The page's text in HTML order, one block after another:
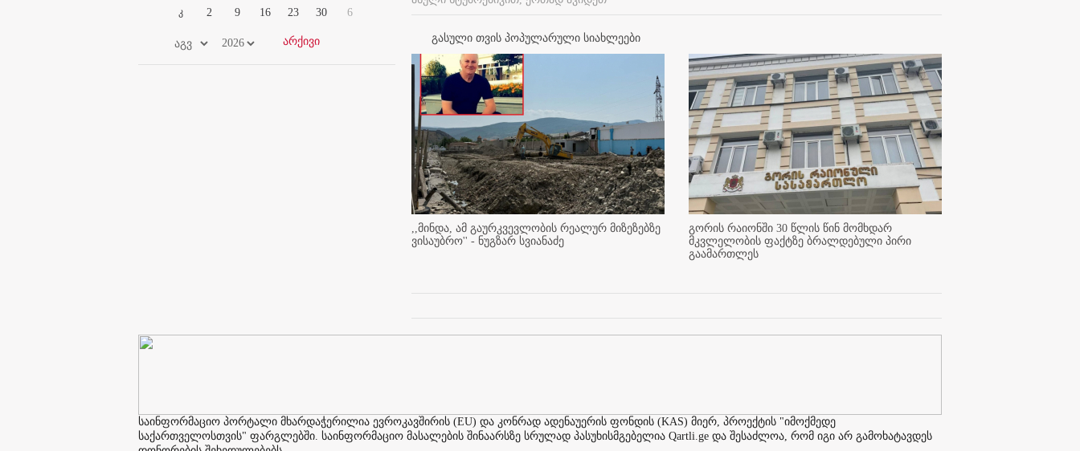
კ 2 9 16 23 30 6
გასული თვის პოპულარული სიახლეები
,,მინდა, ამ გაურკვევლობის რეალურ მიზეზებზე
ვისაუბრო'' - ნუგზარ სვიანაძე
გორის რაიონში 30 წლის წინ მომხდარ
მკვლელობის ფაქტზე ბრალდებული პირი
გაამართლეს
საინფორმაციო პორტალი მხარდაჭერილია ევროკავშირის (EU) და კონრად ადენაუერის ფონდის (KAS) მიერ, პროექტის "იმოქმედე
საქართველოსთვის" ფარგლებში. საინფორმაციო მასალების შინაარსზე სრულად პასუხისმგებელია Qartli.ge და შესაძლოა, რომ იგი არ გამოხატავდეს